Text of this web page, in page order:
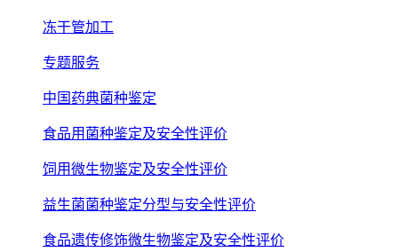
冻干管加工
专题服务
中国药典菌种鉴定
食品用菌种鉴定及安全性评价
饲用微生物鉴定及安全性评价
益生菌菌种鉴定分型与安全性评价
食品遗传修饰微生物鉴定及安全性评价